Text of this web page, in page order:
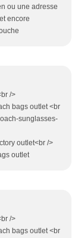
ou une adresse
encore
/>
bags outlet <br
sunglasses-
outlet<br />
outlet
/>
bags outlet <br